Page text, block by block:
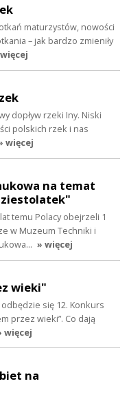
maturzystów, nowości
– jak bardzo zmieniły
dopływ rzeki Iny. Niski
polskich rzek i nas
więcej
na temat
temu Polacy obejrzeli 1
w Muzeum Techniki i
» więcej
wieki"
się 12. Konkurs
przez wieki”. Co dają
więcej
na